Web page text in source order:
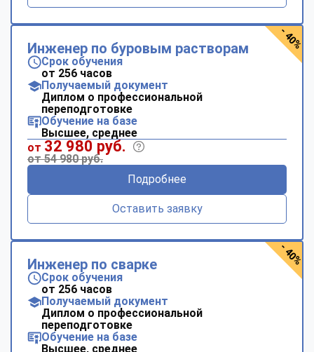
Инженер по буровым растворам
Срок обучения
от 256 часов
Получаемый документ
Диплом о профессиональной
переподготовке
Обучение на базе
Высшее, среднее
от 32 980 руб.
от 54 980 руб.
Подробнее
Оставить заявку
- 40%
Инженер по сварке
Срок обучения
от 256 часов
Получаемый документ
Диплом о профессиональной
переподготовке
Обучение на базе
Высшее, среднее
- 40%